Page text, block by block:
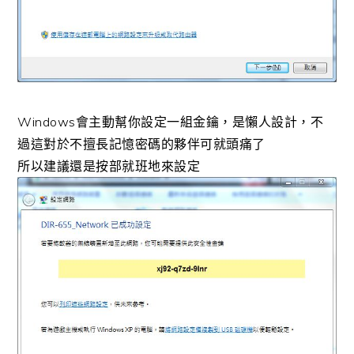
Windows會主動幫你設定一組金鑰，是懶人設計，不
過這對於不擅長記憶密碼的夥伴可就頭痛了
所以建議還是按部就班地來設定